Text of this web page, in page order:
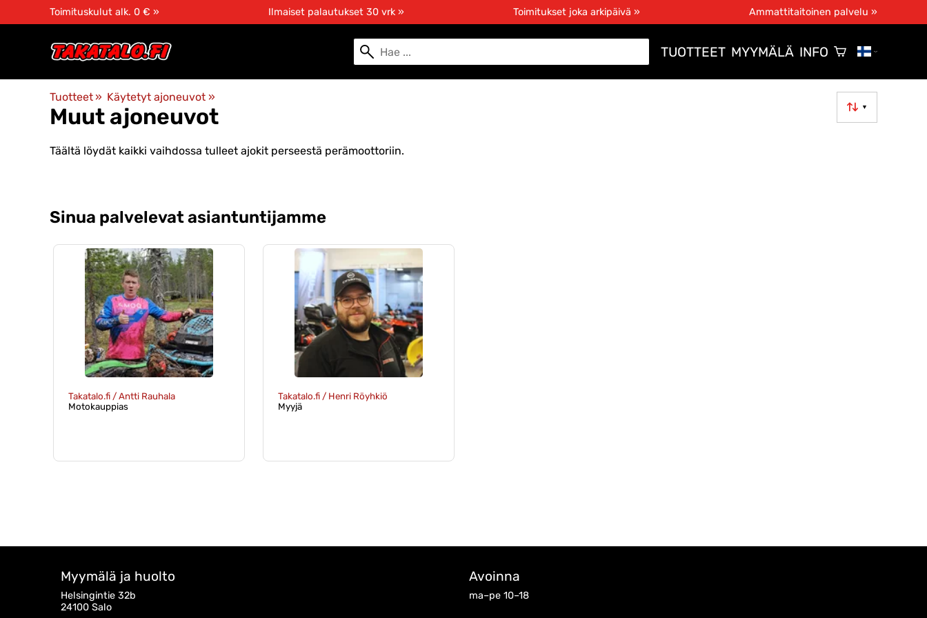
Toimituskulut alk. 0 € » Ilmaiset palautukset 30 vrk » Toimitukset joka arkipäivä » Ammattitaitoinen palvelu »
TUOTTEET MYYMÄLÄ INFO
Tuotteet ‪» Käytetyt ajoneuvot ‪»
▼
Muut ajoneuvot
Täältä löydät kaikki vaihdossa tulleet ajokit perseestä perämoottoriin.
Sinua palvelevat asiantuntijamme
Takatalo.fi / Antti Rauhala
Motokauppias
Takatalo.fi / Henri Röyhkiö
Myyjä
Myymälä ja huolto
Helsingintie 32b
24100 Salo
Avoinna
ma–pe 10–18